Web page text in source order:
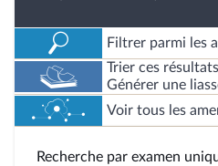
Filtrer parmi les
Trier ces
Générer une
Voir tous les
Recherche par examen